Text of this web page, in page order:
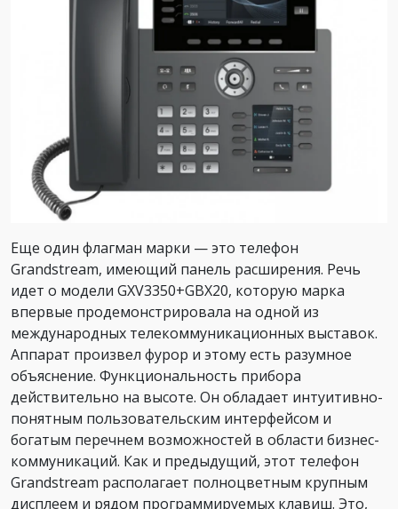
Еще один флагман марки — это телефон
Grandstream, имеющий панель расширения. Речь
идет о модели GXV3350+GBX20, которую марка
впервые продемонстрировала на одной из
международных телекоммуникационных выставок.
Аппарат произвел фурор и этому есть разумное
объяснение. Функциональность прибора
действительно на высоте. Он обладает интуитивно-
понятным пользовательским интерфейсом и
богатым перечнем возможностей в области бизнес-
коммуникаций. Как и предыдущий, этот телефон
Grandstream располагает полноцветным крупным
дисплеем и рядом программируемых клавиш. Это,